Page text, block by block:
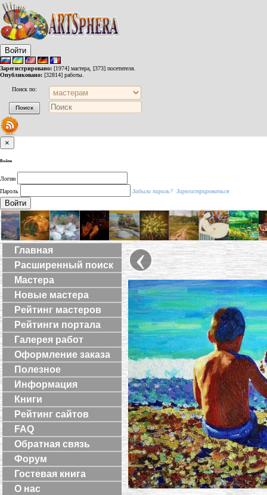
Войти
Зарегистрировано: [1974] мастера, [373] посетителя.
Опубликовано: [32814] работы.
Поиск по:
×
Войти
Логин
Пароль
Забыли пароль? Зарегистрироваться
Войти
Главная
Расширенный поиск
Мастера
Новые мастера
Рейтинг мастеров
Рейтинги портала
Галерея работ
Оформление заказа
Полезное
Информация
Книги
Рейтинг сайтов
FAQ
Обратная связь
Форум
Гостевая книга
О нас
‹